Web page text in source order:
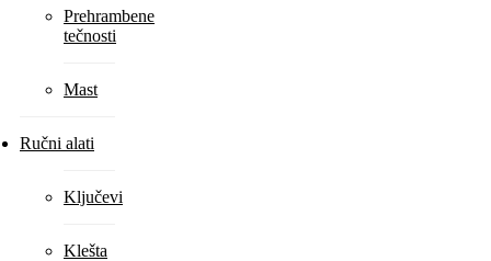
Prehrambene
tečnosti
Mast
Ručni alati
Ključevi
Klešta